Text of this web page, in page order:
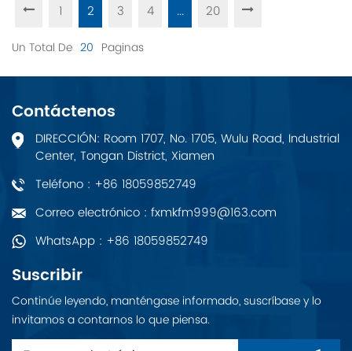
1 2 3 4 ... 20
Un Total De 20 Paginas
Contáctenos
DIRECCIÓN: Room 1707, No. 1705, Wulu Road, Industrial
Center, Tongan District, Xiamen
Teléfono : +86 18059852749
Correo electrónico : fxmkfm999@163.com
WhatsApp : +86 18059852749
Suscribir
Continúe leyendo, manténgase informado, suscríbase y lo
invitamos a contarnos lo que piensa.